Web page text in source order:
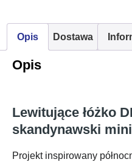
Opis Dostawa
Opis
Lewitujące łóżko
skandynawski
Projekt inspirowany